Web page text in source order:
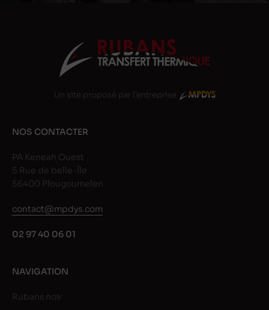
Un site proposé par l'entreprise
NOS CONTACTER
PA Keneah Ouest
5 Rue de belle-Île
56400 Plougoumelen
contact@mpdys.com
02 97 40 06 01
NAVIGATION
Rubans noir